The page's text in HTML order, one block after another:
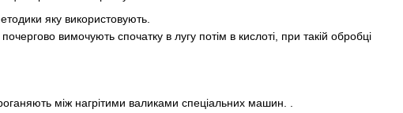
яку використовують.
вимочують спочатку в лугу потім в кислоті, при такій обробці
між нагрітими валиками спеціальних машин. .